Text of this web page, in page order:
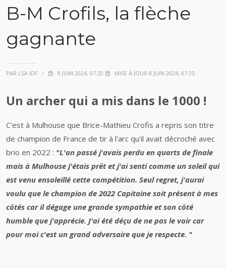
B-M Crofils, la flèche
gagnante
PAR LSA IDF / 8 JUIN 2024, 07:20 MISE À JOUR 8 JUIN 2024, 07:35
Un archer qui a mis dans le 1000 !
C'est à Mulhouse que Brice-Mathieu Crofis a repris son titre
de champion de France de tir à l'arc qu'il avait décroché avec
brio en 2022 : "L'an passé j'avais perdu en quarts de finale
mais à Mulhouse j'étais prêt et j'ai senti comme un soleil qui
est venu ensoleillé cette compétition. Seul regret, j'aurai
voulu que le champion de 2022 Capitaine soit présent à mes
côtés car il dégage une grande sympathie et son côté
humble que j'apprécie. J'ai été déçu de ne pas le voir car
pour moi c'est un grand adversaire que je respecte. "